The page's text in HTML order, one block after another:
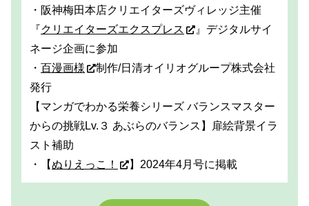
・阪神梅田本店クリエイターズヴィレッジ主催
『クリエイターズエクスプレス
』デジタルサイ
ネージ企画に参加
・ 百漫画様
制作/日清オイリオグループ株式会社
発行
【マンガでわかる栄養シリーズ バランスマスター
からの挑戦Lv.３ あぶらのバランス】扉絵背景イラ
スト補助
・【ぬりえっこ！ 】2024年4月号に掲載